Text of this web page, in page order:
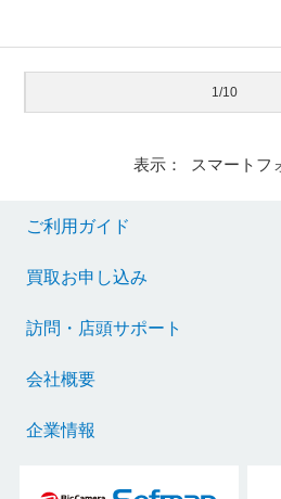
1/10
表示： スマートフ
ご利用ガイド
買取お申し込み
訪問・店頭サポート
会社概要
企業情報